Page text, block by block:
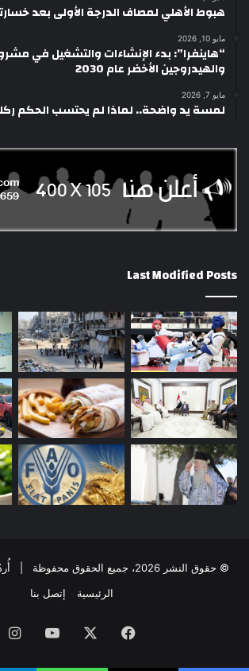
هبوط الأهلي لمصاف الدرجة الأولى بعد
مايو 10, 2026
“هاينفرا”: بدء الإنشاءات والتشغيل في
والهيدروجين الأخضر عام 2030
مايو 7, 2026
لمسة يد واضحة.. لماذا لم يحتسب الحكم
Last Modified Posts
© حقوق النشر 2026، جميع الحقوق محفوظة | أُردُني - مِصداقِيةُ الخَبَر
الرئيسية
إتصل بنا
فيسبوك